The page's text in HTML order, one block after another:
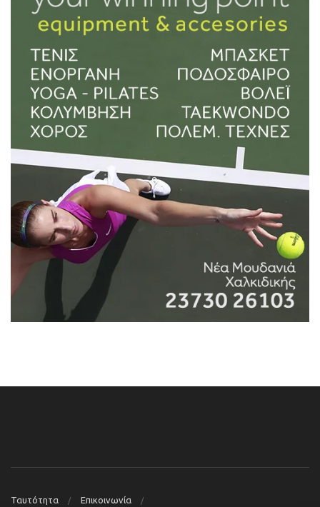
Ταυτότητα Επικοινωνία